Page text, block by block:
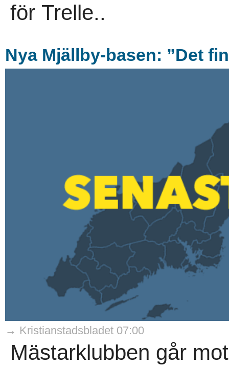
för Trelle..
Nya Mjällby-basen: ”Det
→ Kristianstadsbladet 07:00
Mästarklubben går